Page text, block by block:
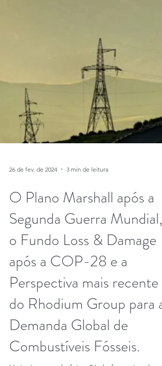
26 de fev. de 2024 3 min de leitura
O Plano Marshall após a
Segunda Guerra Mundial,
o Fundo Loss & Damage
após a COP-28 e a